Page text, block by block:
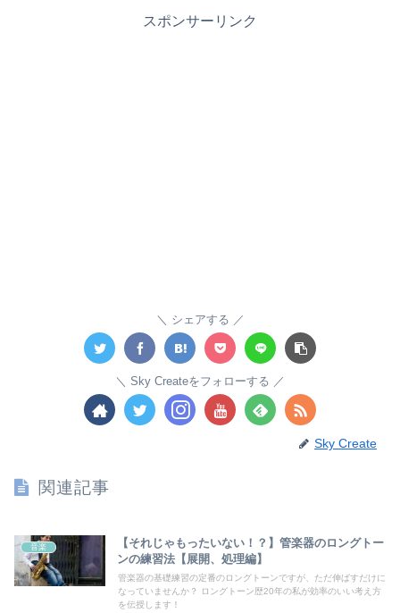
スポンサーリンク
シェアする
Sky Createをフォローする
Sky Create
関連記事
音楽
【それじゃもったいない！？】管楽器のロングトー
ンの練習法【展開、処理編】
管楽器の基礎練習の定番のロングトーンですが、ただ伸ばすだけに
なっていませんか？ ロングトーン歴20年の私が効率のいい考え方
を伝授します！